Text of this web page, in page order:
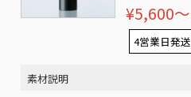
¥5,600〜
4営業日発送
素材説明